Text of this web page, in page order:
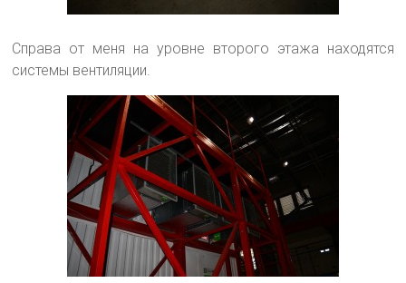
Справа от меня на уровне второго этажа находятся
системы вентиляции.